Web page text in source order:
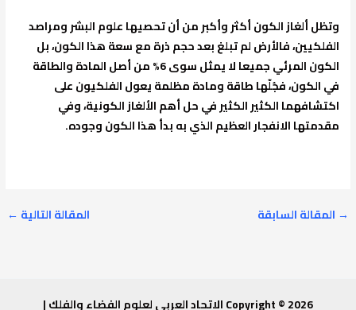
وتظل ألغاز الكون أكثر وأكبر من أن تحصيها علوم البشر ومراصد
الفلكيين، فالأرض لم تبلغ بعد حجم ذرة مع سعة هذا الكون، بل
الكون المرئي جميعا لا يمثل سوى 6% من أصل المادة والطاقة
في الكون، فجُلّها طاقة ومادة مظلمة يعول الفلكيون على
اكتشافهما الكثير الكثير في حل أهم الألغاز الكونية، وفي
مقدمتها الانفجار العظيم الذي به بدأ هذا الكون وجوده.
→ المقالة السابقة المقالة التالية ←
Copyright © 2026 الاتحاد العربي لعلوم الفضاء والفلك |